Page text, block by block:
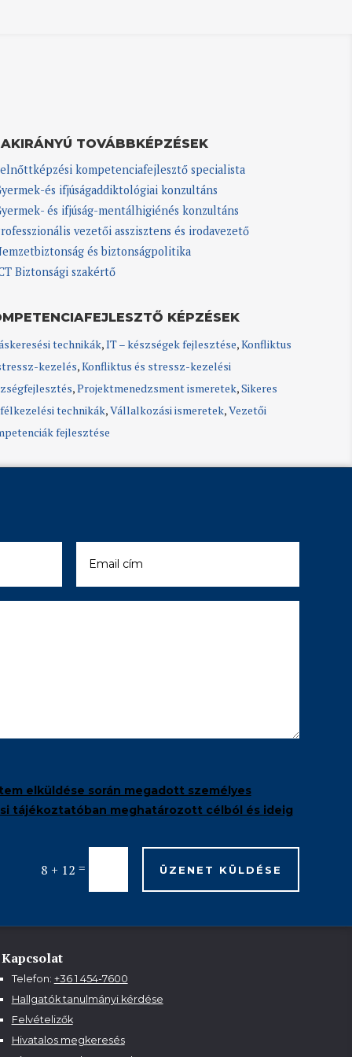
TOVÁBBKÉPZÉSEK
kompetenciafejlesztő specialista
és ifjúságaddiktológiai konzultáns
és ifjúság-mentálhigiénés konzultáns
vezetői asszisztens és irodavezető
és biztonságpolitika
Biztonsági szakértő
KÉPZÉSEK
technikák,IT – készségek fejlesztése,Konfliktus
kezelés,Konfliktus és stressz-kezelési
,Projektmenedzsment ismeretek,Sikeres
technikák,Vállalkozási ismeretek,Vezetői
fejlesztése
elküldése során megadott személyes
tájékoztatóban meghatározott célból és ideig
8 + 12 = ÜZENET KÜLDÉSE
Kapcsolat
Telefon: +36 1 454-7600
Hallgatók tanulmányi kérdése
Felvételizők
Hivatalos megkeresés